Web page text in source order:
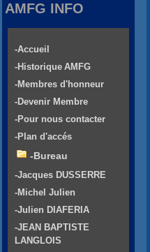
AMFG INFO
-Accueil
-Historique AMFG
-Membres d'honneur
-Devenir Membre
-Pour nous contacter
-Plan d'accés
-Bureau
-Jacques DUSSERRE
-Michel Julien
-Julien DIAFERIA
-JEAN BAPTISTE
LANGLOIS